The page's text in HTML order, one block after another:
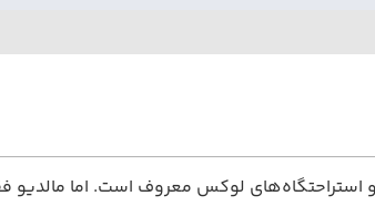
لوکس معروف است. اما